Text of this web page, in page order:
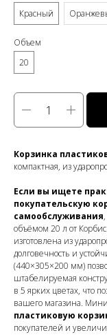
Красный
Объем
20
Корзинка
компактная, из
Если вы ищете
покупательскую
самообслуживания
объёмом 20 л от
изготовлена из
долговечность и
(440×305×200 мм)
штабелируемая
в 5 ярких цветах, что
вашего магазина.
пластиковую
покупателей и